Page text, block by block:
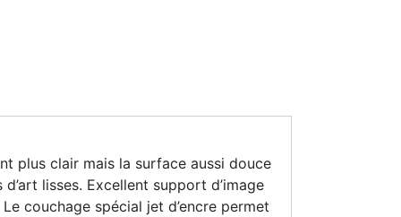
plus clair mais la surface aussi douce
lisses. Excellent support d’image
couchage spécial jet d’encre permet